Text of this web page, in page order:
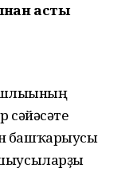
асты
сәйәсәте
башҡарыусы